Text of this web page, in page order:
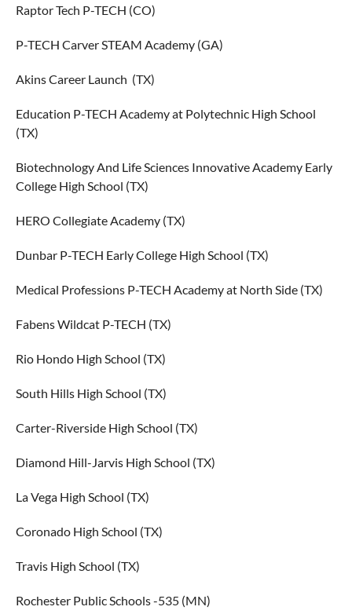
Raptor Tech P-TECH (CO)
P-TECH Carver STEAM Academy (GA)
Akins Career Launch (TX)
Education P-TECH Academy at Polytechnic High School
(TX)
Biotechnology And Life Sciences Innovative Academy Early
College High School (TX)
HERO Collegiate Academy (TX)
Dunbar P-TECH Early College High School (TX)
Medical Professions P-TECH Academy at North Side (TX)
Fabens Wildcat P-TECH (TX)
Rio Hondo High School (TX)
South Hills High School (TX)
Carter-Riverside High School (TX)
Diamond Hill-Jarvis High School (TX)
La Vega High School (TX)
Coronado High School (TX)
Travis High School (TX)
Rochester Public Schools -535 (MN)